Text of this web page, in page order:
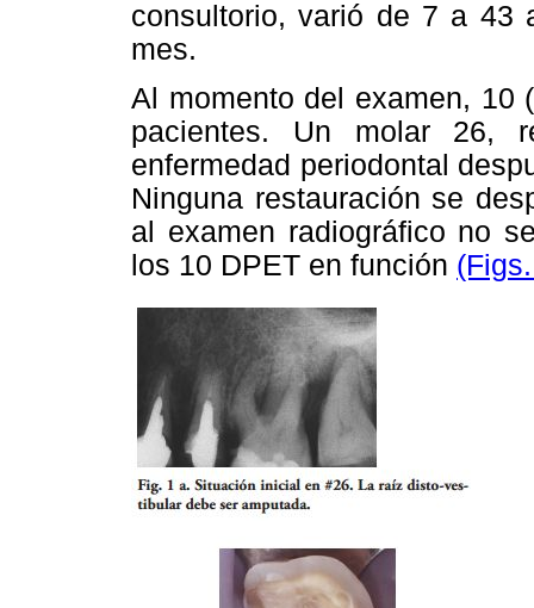
consultorio, varió de 7 a 43
mes.
Al momento del examen, 10
pacientes. Un molar 26,
enfermedad periodontal
Ninguna restauración se
al examen radiográfico no
los 10 DPET en función